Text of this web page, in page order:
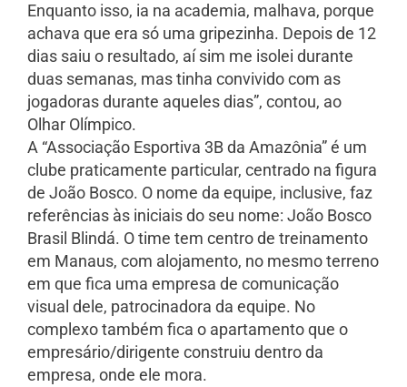
Enquanto isso, ia na academia, malhava, porque
achava que era só uma gripezinha. Depois de 12
dias saiu o resultado, aí sim me isolei durante
duas semanas, mas tinha convivido com as
jogadoras durante aqueles dias”, contou, ao
Olhar Olímpico.
A “Associação Esportiva 3B da Amazônia” é um
clube praticamente particular, centrado na figura
de João Bosco. O nome da equipe, inclusive, faz
referências às iniciais do seu nome: João Bosco
Brasil Blindá. O time tem centro de treinamento
em Manaus, com alojamento, no mesmo terreno
em que fica uma empresa de comunicação
visual dele, patrocinadora da equipe. No
complexo também fica o apartamento que o
empresário/dirigente construiu dentro da
empresa, onde ele mora.